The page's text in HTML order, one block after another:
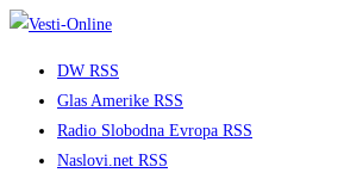
Skip
DW RSS
Glas Amerike RSS
Radio Slobodna Evropa RSS
Naslovi.net RSS